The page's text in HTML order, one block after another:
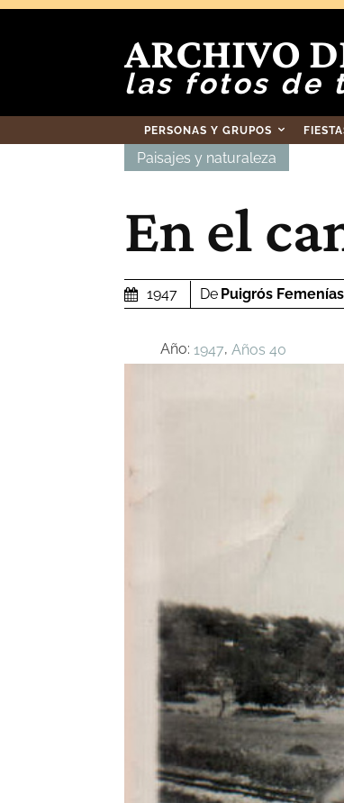
ARCHIVO
las fotos de
PERSONAS Y GRUPOS
Paisajes y naturaleza
En el
1947 De Puigrós
Año: 1947, Años 40